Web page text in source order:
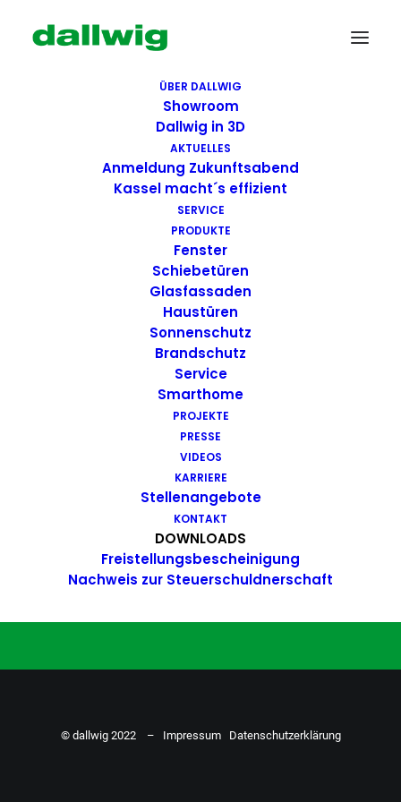
ÜBER DALLWIG
Showroom
Dallwig in 3D
AKTUELLES
Anmeldung Zukunftsabend
Kassel macht´s effizient
SERVICE
PRODUKTE
Fenster
Schiebetüren
Glasfassaden
Haustüren
Sonnenschutz
Brandschutz
Service
Smarthome
PROJEKTE
PRESSE
VIDEOS
KARRIERE
Stellenangebote
KONTAKT
DOWNLOADS
Freistellungsbescheinigung
Nachweis zur Steuerschuldnerschaft
Wir suchen Dich!
Dallwig bietet
Perspektive
Du hast Bock auf einen Job mit
Action. Bewirb dich ganz einfach
ZU DEN STELLENANGEBOTEN
© dallwig 2022 – Impressum Datenschutzerklärung